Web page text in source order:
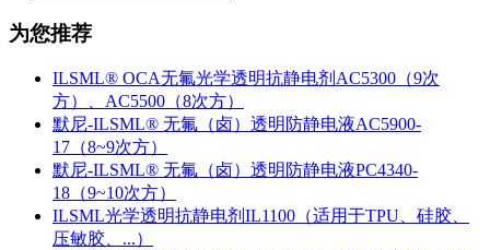
为您推荐
ILSML® OCA无氟光学透明抗静电剂AC5300（9次
方）、AC5500（8次方）
默尼-ILSML® 无氟（卤）透明防静电液AC5900-
17（8~9次方）
默尼-ILSML® 无氟（卤）透明防静电液PC4340-
18（9~10次方）
ILSML光学透明抗静电剂IL1100（适用于TPU、硅胶、
压敏胶、...）